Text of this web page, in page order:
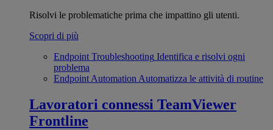
Risolvi le problematiche prima che impattino gli utenti.
Scopri di più
Endpoint Troubleshooting Identifica e risolvi ogni
problema
Endpoint Automation Automatizza le attività di routine
Lavoratori connessi TeamViewer
Frontline